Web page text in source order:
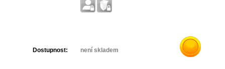
Dostupnost: není skladem